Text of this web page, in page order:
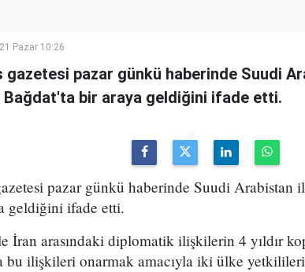
Pazar 10:26
gazetesi pazar günkü haberinde Suudi
Bağdat'ta bir araya geldiğini ifade etti.
pazar günkü haberinde Suudi Arabistan
geldiğini ifade etti.
İran arasındaki diplomatik ilişkilerin 4 yıldır
bu ilişkileri onarmak amacıyla iki ülke